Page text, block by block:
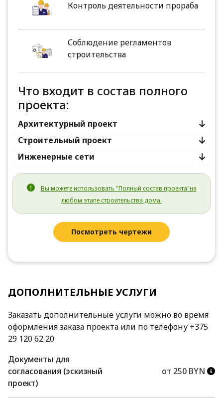
Контроль деятельности прораба
Соблюдение регламентов
строительства
Что входит в состав полного
проекта:
Архитектурный проект
Строительный проект
Инженерные сети
Вы можете использовать "Полный состав проекта"на
любом этапе строительства дома.
Посмотреть чертежи
ДОПОЛНИТЕЛЬНЫЕ УСЛУГИ
Заказать дополнительные услуги можно во время
оформления заказа проекта или по телефону +375
29 120 62 20
Документы для
согласования (эскизный
проект)
от 250 BYN